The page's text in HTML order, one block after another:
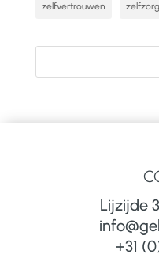
zelfvertrouwen zelfzorg
Lijzijde
+31